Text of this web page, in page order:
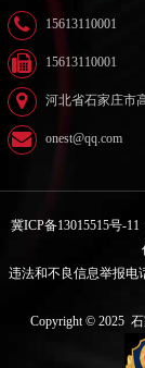
15613110001
15613110001
河北省石家庄市
onest@qq.com
冀ICP备13015515号-11
违法和不良信息举报电
Copyright © 2025